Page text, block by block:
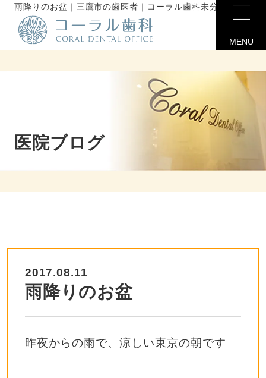
雨降りのお盆｜三鷹市の歯医者｜コーラル歯科未分類
MENU
医院ブログ
2017.08.11
雨降りのお盆
昨夜からの雨で、涼しい東京の朝です